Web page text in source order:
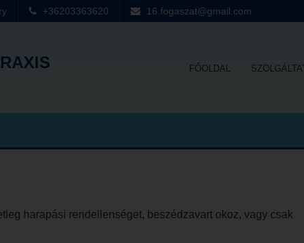
+36203363620 16.fogaszat@gmail.com
FŐOLDAL
harapási rendellenséget, beszédzavart okoz, vagy csak